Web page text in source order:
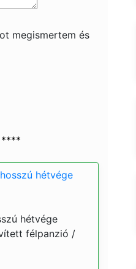
megismertem és
****
hétvége
hétvége
félpanzió /